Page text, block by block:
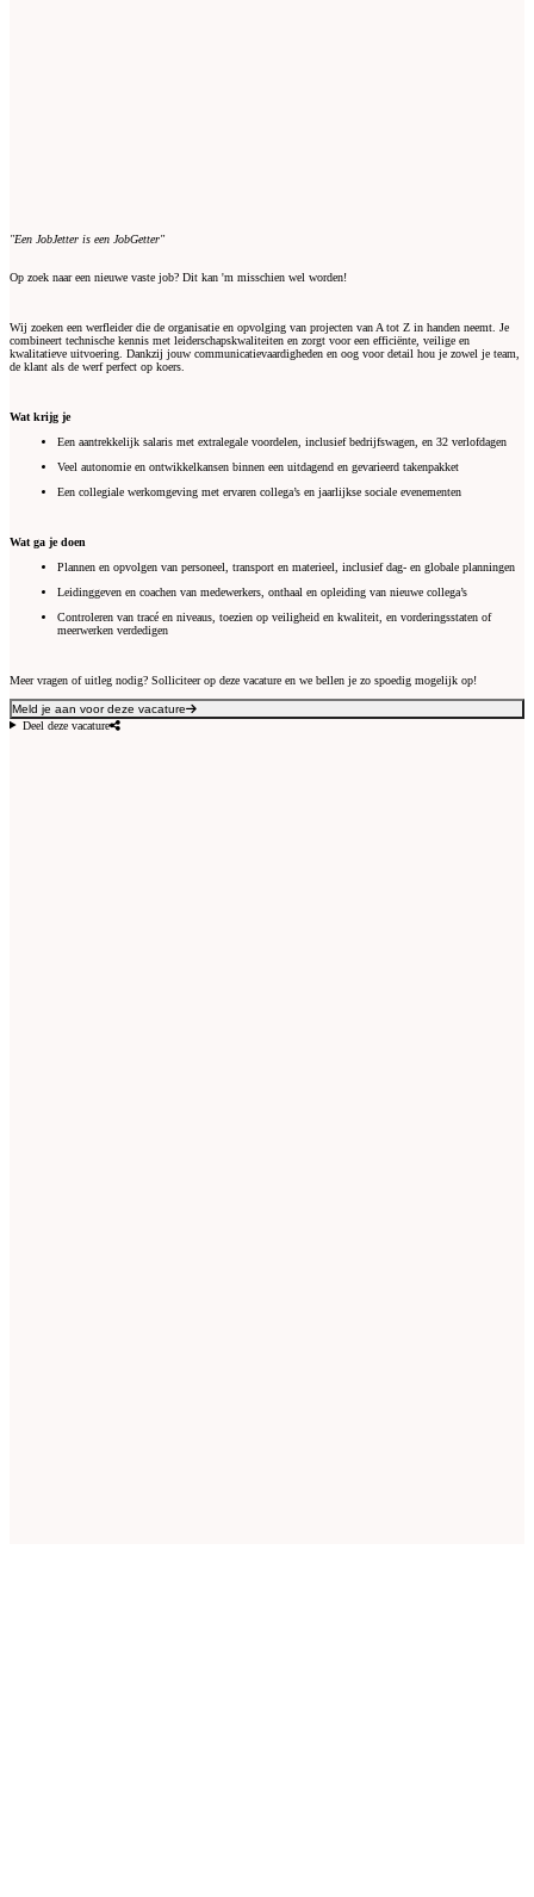
"Een JobJetter is een JobGetter"
Op zoek naar een nieuwe vaste job? Dit kan 'm misschien wel worden!
Wij zoeken een werfleider die de organisatie en opvolging van projecten van A tot Z in handen neemt. Je
combineert technische kennis met leiderschapskwaliteiten en zorgt voor een efficiënte, veilige en
kwalitatieve uitvoering. Dankzij jouw communicatievaardigheden en oog voor detail hou je zowel je team,
de klant als de werf perfect op koers.
Wat krijg je
Een aantrekkelijk salaris met extralegale voordelen, inclusief bedrijfswagen, en 32 verlofdagen
Veel autonomie en ontwikkelkansen binnen een uitdagend en gevarieerd takenpakket
Een collegiale werkomgeving met ervaren collega’s en jaarlijkse sociale evenementen
Wat ga je doen
Plannen en opvolgen van personeel, transport en materieel, inclusief dag- en globale planningen
Leidinggeven en coachen van medewerkers, onthaal en opleiding van nieuwe collega’s
Controleren van tracé en niveaus, toezien op veiligheid en kwaliteit, en vorderingsstaten of
meerwerken verdedigen
Meer vragen of uitleg nodig? Solliciteer op deze vacature en we bellen je zo spoedig mogelijk op!
Meld je aan voor deze vacature
Deel deze vacature